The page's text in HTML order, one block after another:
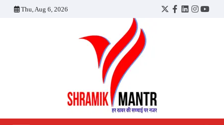
Thu, Aug 6, 2026
Twitter
Facebook
LinkedIn